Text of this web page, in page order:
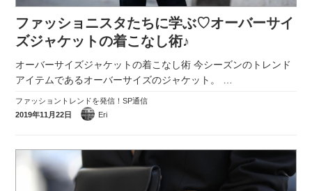
ファッショニスタたちに学ぶ♡オーバーサイ
ズジャケットの着こなし術♪
オーバーサイズジャケットの着こなし術 今シーズンのトレンド
アイテムであるオーバーサイズのジャケット。 …
ファッショントレンドを発信！SP通信
2019年11月22日
Eri